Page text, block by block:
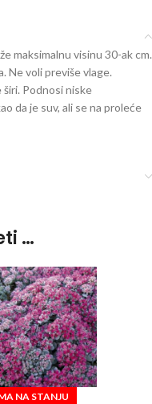
maksimalnu visinu 30-ak cm.
Ne voli previše vlage.
Podnosi niske
da je suv, ali se na proleće
…
NA STANJU